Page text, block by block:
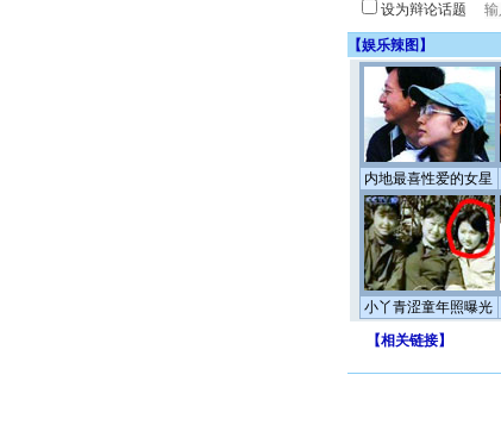
设为辩论话题
【娱乐辣图 】
内地最喜性爱的女星
小丫青涩童年照曝光
【相关链接】